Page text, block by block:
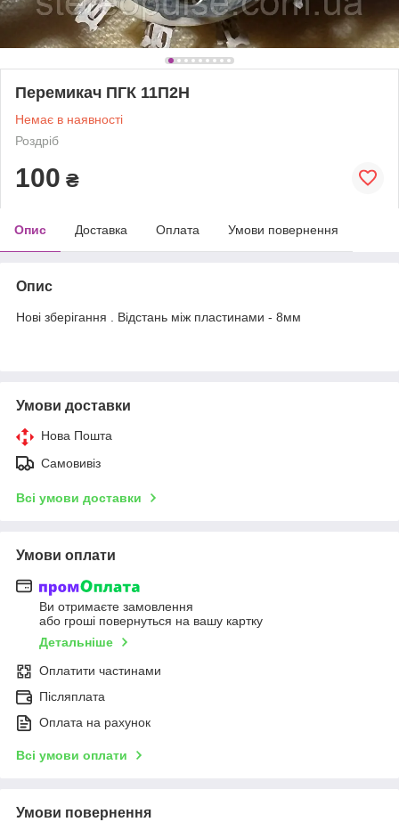
Перемикач ПГК 11П2Н
Немає в наявності
Роздріб
100 ₴
Опис Доставка Оплата Умови повернення
Опис
Нові зберігання . Відстань між пластинами - 8мм
Умови доставки
Нова Пошта
Самовивіз
Всі умови доставки
Умови оплати
Ви отримаєте замовлення
або гроші повернуться на вашу картку
Детальніше
Оплатити частинами
Післяплата
Оплата на рахунок
Всі умови оплати
Умови повернення